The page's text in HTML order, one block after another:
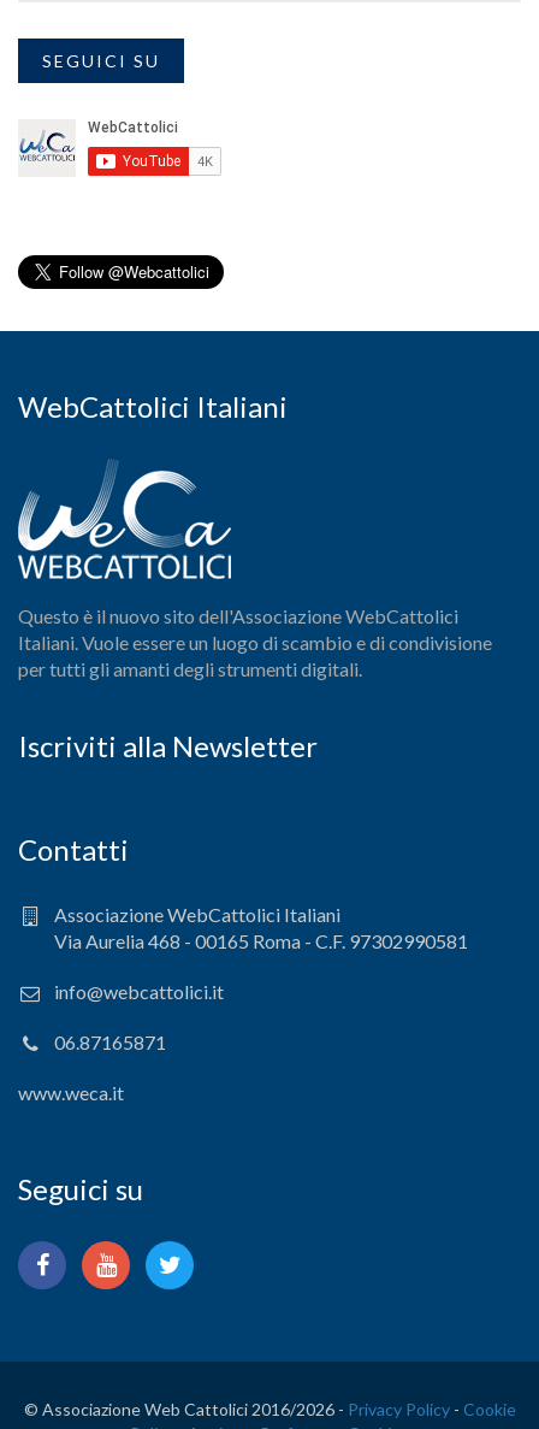
SEGUICI SU
WebCattolici Italiani
Questo è il nuovo sito dell'Associazione WebCattolici
Italiani. Vuole essere un luogo di scambio e di condivisione
per tutti gli amanti degli strumenti digitali.
Iscriviti alla Newsletter
Contatti
Associazione WebCattolici Italiani
Via Aurelia 468 - 00165 Roma - C.F. 97302990581
info@webcattolici.it
06.87165871
www.weca.it
Seguici su
© Associazione Web Cattolici 2016/2026 - Privacy Policy- Cookie